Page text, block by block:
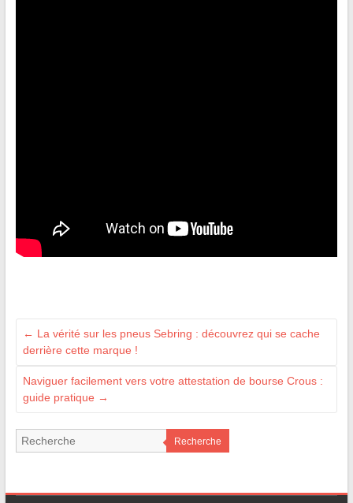
← La vérité sur les pneus Sebring : découvrez qui se cache
derrière cette marque !
Naviguer facilement vers votre attestation de bourse Crous :
guide pratique →
Recherche